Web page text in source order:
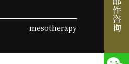
邮件咨询
mesotherapy